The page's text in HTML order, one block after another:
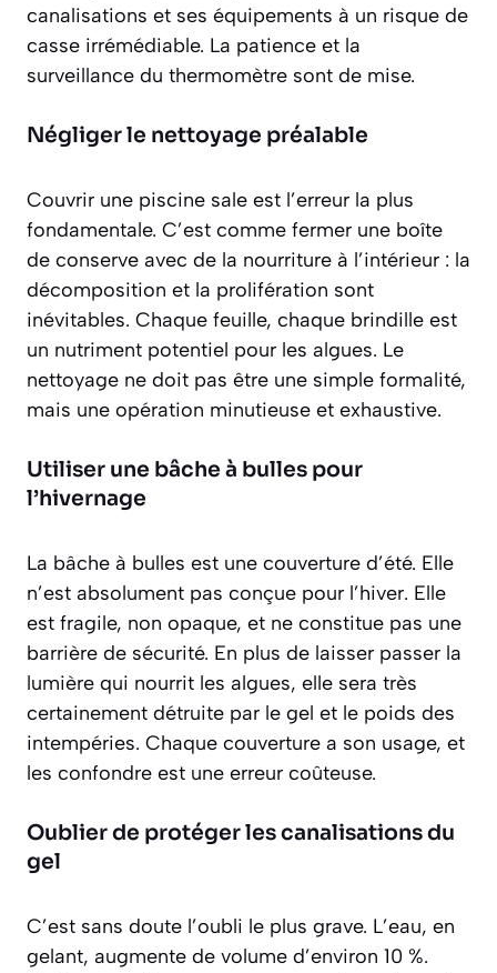
canalisations et ses équipements à un risque de
casse irrémédiable. La patience et la
surveillance du thermomètre sont de mise.
Négliger le nettoyage préalable
Couvrir une piscine sale est l’erreur la plus
fondamentale. C’est comme fermer une boîte
de conserve avec de la nourriture à l’intérieur : la
décomposition et la prolifération sont
inévitables. Chaque feuille, chaque brindille est
un nutriment potentiel pour les algues. Le
nettoyage ne doit pas être une simple formalité,
mais une opération minutieuse et exhaustive.
Utiliser une bâche à bulles pour
l’hivernage
La bâche à bulles est une couverture d’été. Elle
n’est absolument pas conçue pour l’hiver. Elle
est fragile, non opaque, et ne constitue pas une
barrière de sécurité. En plus de laisser passer la
lumière qui nourrit les algues, elle sera très
certainement détruite par le gel et le poids des
intempéries. Chaque couverture a son usage, et
les confondre est une erreur coûteuse.
Oublier de protéger les canalisations du
gel
C’est sans doute l’oubli le plus grave. L’eau, en
gelant, augmente de volume d’environ 10 %.